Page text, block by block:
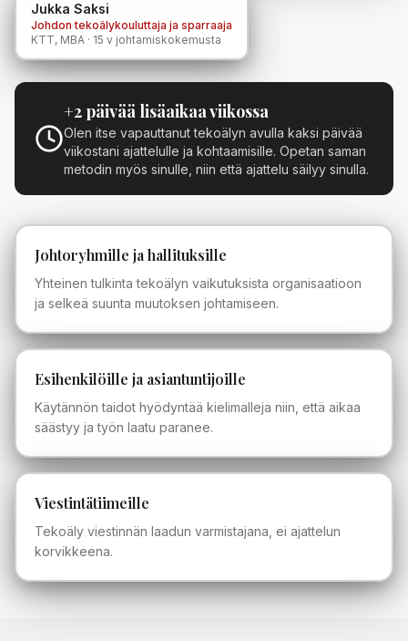
Jukka Saksi
Johdon tekoälykouluttaja ja sparraaja
KTT, MBA · 15 v johtamiskokemusta
+2 päivää lisäaikaa viikossa
Olen itse vapauttanut tekoälyn avulla kaksi päivää
viikostani ajattelulle ja kohtaamisille. Opetan saman
metodin myös sinulle, niin että ajattelu säilyy sinulla.
Johtoryhmille ja hallituksille
Yhteinen tulkinta tekoälyn vaikutuksista organisaatioon
ja selkeä suunta muutoksen johtamiseen.
Esihenkilöille ja asiantuntijoille
Käytännön taidot hyödyntää kielimalleja niin, että aikaa
säästyy ja työn laatu paranee.
Viestintätiimeille
Tekoäly viestinnän laadun varmistajana, ei ajattelun
korvikkeena.